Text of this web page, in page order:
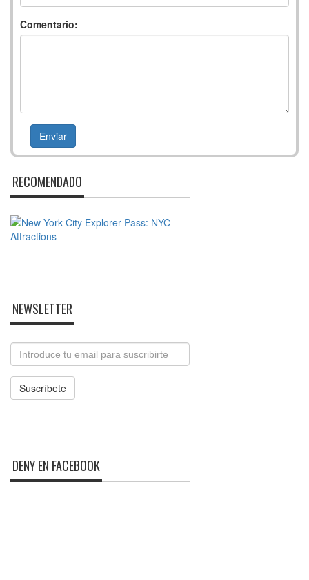
Comentario:
RECOMENDADO
NEWSLETTER
Email
Suscríbete
DENY EN FACEBOOK